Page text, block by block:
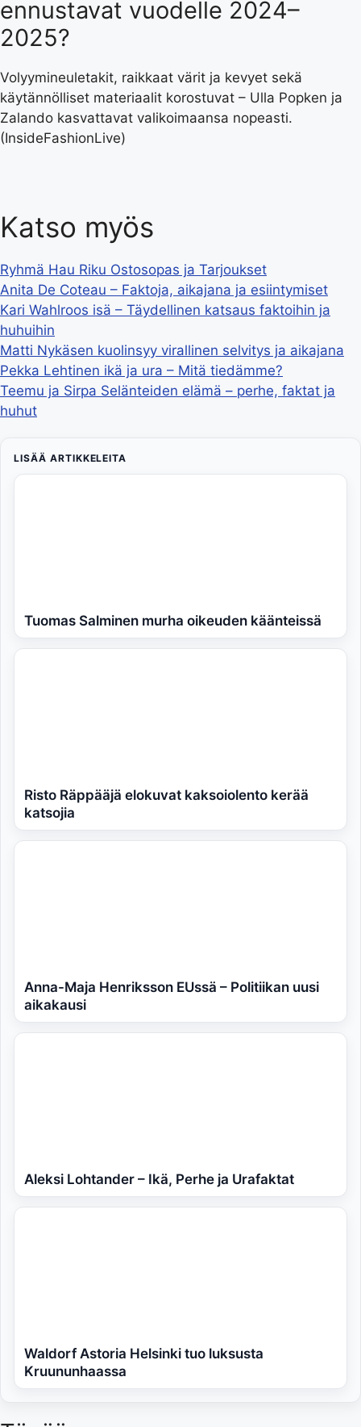
ennustavat vuodelle 2024–
2025?
Volyymineuletakit, raikkaat värit ja kevyet sekä
käytännölliset materiaalit korostuvat – Ulla Popken ja
Zalando kasvattavat valikoimaansa nopeasti.
(InsideFashionLive)
Katso myös
Ryhmä Hau Riku Ostosopas ja Tarjoukset
Anita De Coteau – Faktoja, aikajana ja esiintymiset
Kari Wahlroos isä – Täydellinen katsaus faktoihin ja
huhuihin
Matti Nykäsen kuolinsyy virallinen selvitys ja aikajana
Pekka Lehtinen ikä ja ura – Mitä tiedämme?
Teemu ja Sirpa Selänteiden elämä – perhe, faktat ja
huhut
LISÄÄ ARTIKKELEITA
Tuomas Salminen murha oikeuden käänteissä
Risto Räppääjä elokuvat kaksoiolento kerää
katsojia
Anna-Maja Henriksson EUssä – Politiikan uusi
aikakausi
Aleksi Lohtander – Ikä, Perhe ja Urafaktat
Waldorf Astoria Helsinki tuo luksusta
Kruununhaassa